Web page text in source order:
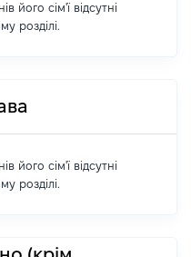
його сім'ї відсутні
розділі.
його сім'ї відсутні
розділі.